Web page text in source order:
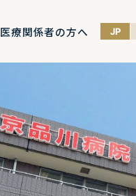
医療関係者の方へ JP